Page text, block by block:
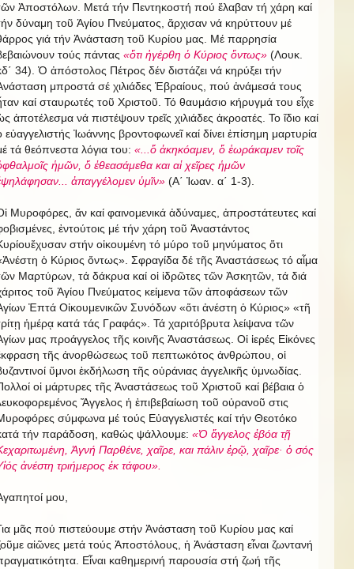
Ἀποστόλων. Μετά τήν Πεντηκοστή πού ἔλαβαν τή χάρη καί
δύναμη τοῦ Ἁγίου Πνεύματος, ἄρχισαν νά κηρύττουν μέ
γιά τήν Ἀνάσταση τοῦ Κυρίου μας. Μέ παρρησία
τούς πάντας «ὅτι ἠγέρθη ὁ Κύριος ὄντως» (Λουκ.
34). Ὁ ἀπόστολος Πέτρος δέν διστάζει νά κηρύξει τήν
μπροστά σέ χιλιάδες Ἑβραίους, πού ἀνάμεσά τους
καί σταυρωτές τοῦ Χριστοῦ. Τό θαυμάσιο κήρυγμά του εἶχε
ἀποτέλεσμα νά πιστέψουν τρεῖς χιλιάδες ἀκροατές. Το ἴδιο καί
εὐαγγελιστής Ἰωάννης βροντοφωνεῖ καί δίνει ἐπίσημη μαρτυρία
τά θεόπνεστα λόγια του: «...ὅ ἀκηκόαμεν, ὅ ἑωράκαμεν τοῖς
ἡμῶν, ὅ ἐθεασάμεθα και αἱ χεῖρες ἡμῶν
ἀπαγγέλομεν ὑμῖν» (Α΄ Ἰωαν. α΄ 1-3).
Μυροφόρες, ἄν καί φαινομενικά ἀδύναμες, ἀπροστάτευτες καί
ἐντούτοις μέ τήν χάρη τοῦ Ἀναστάντος
στήν οἰκουμένη τό μύρο τοῦ μηνύματος ὅτι
ὁ Κύριος ὄντως». Σφραγίδα δέ τῆς Ἀναστάσεως τό αἷμα
Μαρτύρων, τά δάκρυα καί οἱ ἱδρῶτες τῶν Ἀσκητῶν, τά διά
τοῦ Ἁγίου Πνεύματος κείμενα τῶν ἀποφάσεων τῶν
Ἐπτά Οἰκουμενικῶν Συνόδων «ὅτι ἀνέστη ὁ Κύριος» «τῆ
ἡμέρᾳ κατά τάς Γραφάς». Τά χαριτόβρυτα λείψανα τῶν
μας προάγγελος τῆς κοινῆς Ἀναστάσεως. Οἱ ἱερές Εἰκόνες
τῆς ἀνορθώσεως τοῦ πεπτωκότος ἀνθρώπου, οἱ
ὕμνοι ἐκδήλωση τῆς οὐράνιας ἀγγελικῆς ὑμνωδίας.
οἱ μάρτυρες τῆς Ἀναστάσεως τοῦ Χριστοῦ καί βέβαια ὁ
Ἄγγελος ἡ ἐπιβεβαίωση τοῦ οὐρανοῦ στις
σύμφωνα μέ τούς Εὐαγγελιστές καί τήν Θεοτόκο
τήν παράδοση, καθώς ψάλλουμε: «Ὁ ἄγγελος ἐβόα τῇ
Ἁγνή Παρθένε, χαῖρε, και πάλιν ἐρῷ, χαῖρε· ὁ σός
ἀνέστη τριήμερος ἐκ τάφου».
μου,
μᾶς πού πιστεύουμε στήν Ἀνάσταση τοῦ Κυρίου μας καί
αἰῶνες μετά τούς Ἀποστόλους, ἡ Ἀνάσταση εἶναι ζωντανή
Εἶναι καθημερινή παρουσία στή ζωή τῆς